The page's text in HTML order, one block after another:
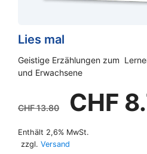
Lies mal
Geistige Erzählungen zum
und Erwachsene
CHF13.80
Preis
war:
CHF 13.80
CHF
Enthält 2,6% MwSt.
zzgl. Versand